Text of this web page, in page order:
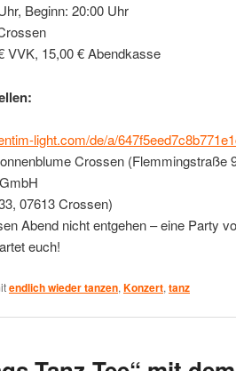
Beginn: 20:00 Uhr
VVK, 15,00 € Abendkasse
light.com/de/a/
Crossen (Flemmingstraße
07613 Crossen)
Abend nicht entgehen – eine Party
euch!
endlich wieder tanzen, Konzert, tanz